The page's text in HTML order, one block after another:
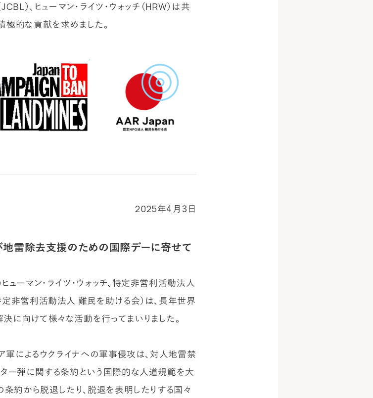
）、ヒューマン・ライツ・ウォッチ（HRW）は共
極的な貢献を求めました。
2025年４月３日
雷除去支援のための国際デーに寄せて
ーマン・ライツ・ウォッチ、特定非営利活動法人
非営利活動法人 難民を助ける会）は、長年世界
に向けて様々な活動を行ってまいりました。
軍によるウクライナへの軍事侵攻は、対人地雷禁
ター弾に関する条約という国際的な人道規範を大
条約から脱退したり、脱退を表明したりする国々